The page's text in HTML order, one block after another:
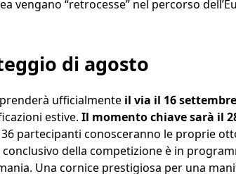
vengano “retrocesse” nel percorso
di agosto
ufficialmente il via il 16
estive. Il momento chiave sarà il
36 partecipanti conosceranno le proprie
conclusivo della competizione è in
Una cornice prestigiosa per una